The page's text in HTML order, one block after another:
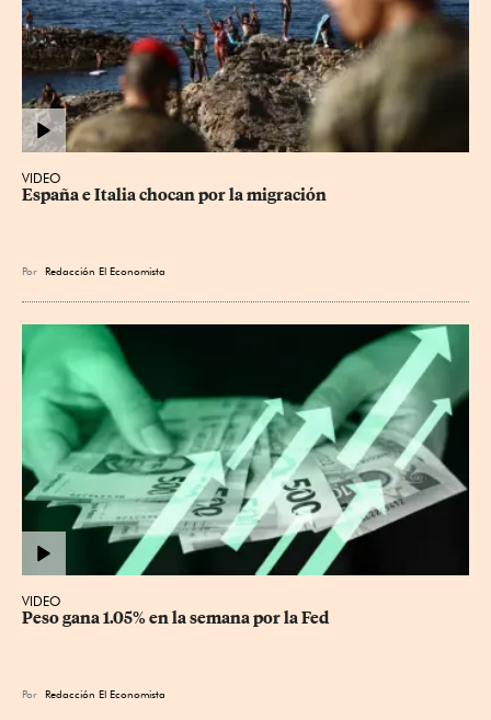
VIDEO
España e Italia chocan por la migración
Por Redacción El Economista
VIDEO
Peso gana 1.05% en la semana por la Fed
Por Redacción El Economista